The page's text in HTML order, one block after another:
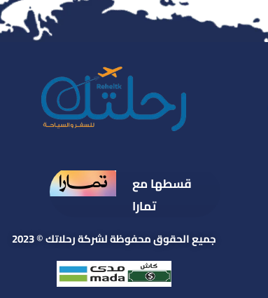
قسطها مع
تمارا
جميع الحقوق محفوظة لشركة رحلاتك © 2023